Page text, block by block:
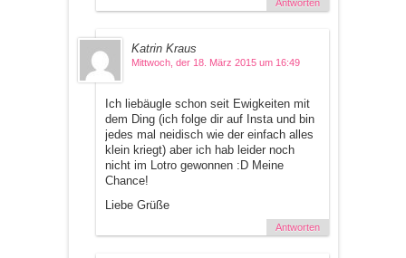
Antworten
Katrin Kraus
Mittwoch, der 18. März 2015 um 16:49
Ich liebäugle schon seit Ewigkeiten mit
dem Ding (ich folge dir auf Insta und bin
jedes mal neidisch wie der einfach alles
klein kriegt) aber ich hab leider noch
nicht im Lotro gewonnen :D Meine
Chance!
Liebe Grüße
Antworten